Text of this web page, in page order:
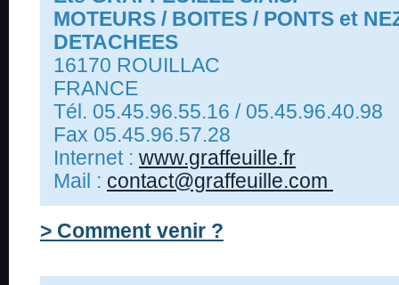
MOTEURS / BOITES / PONTS et
DETACHEES
16170 ROUILLAC
FRANCE
Tél. 05.45.96.55.16 / 05.45.96.40.98
Fax 05.45.96.57.28
Internet : www.graffeuille.fr
Mail : contact@graffeuille.com
> Comment venir ?